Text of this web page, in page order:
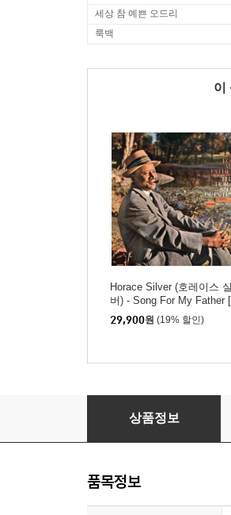
세상 참 예쁜 오드리
룩백
이
Horace Silver (호레이스 실
버) - Song For My Father
P]
29,900원 (19% 할인)
Stan Getz & Luiz
상품정보
품목정보